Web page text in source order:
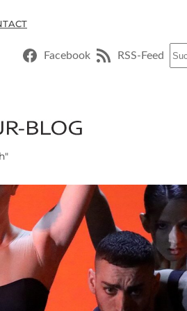
Facebook RSS-Feed